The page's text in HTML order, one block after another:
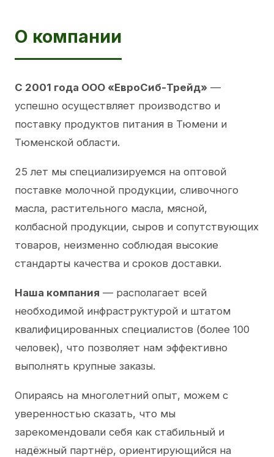
О компании
С 2001 года ООО «ЕвроСиб-Трейд» —
успешно осуществляет производство и
поставку продуктов питания в Тюмени и
Тюменской области.
25 лет мы специализируемся на оптовой
поставке молочной продукции, сливочного
масла, растительного масла, мясной,
колбасной продукции, сыров и сопутствующих
товаров, неизменно соблюдая высокие
стандарты качества и сроков доставки.
Наша компания — располагает всей
необходимой инфраструктурой и штатом
квалифицированных специалистов (более 100
человек), что позволяет нам эффективно
выполнять крупные заказы.
Опираясь на многолетний опыт, можем с
уверенностью сказать, что мы
зарекомендовали себя как стабильный и
надёжный партнёр, ориентирующийся на